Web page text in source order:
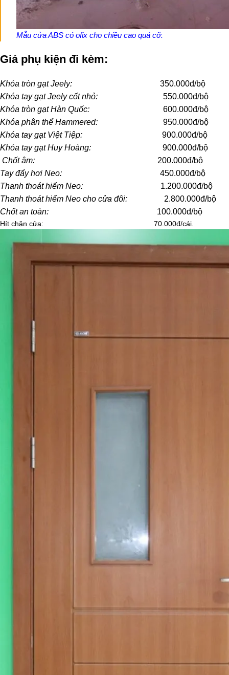
Mẫu cửa ABS có ofix cho chiều cao quá cỡ.
Giá phụ kiện đi kèm:
Khóa tròn gạt Jeely: 350.000đ/bộ
Khóa tay gạt Jeely cốt nhỏ: 550.000đ/bộ
Khóa tròn gạt Hàn Quốc: 600.000đ/bộ
Khóa phân thể Hammered: 950.000đ/bộ
Khóa tay gạt Việt Tiệp: 900.000đ/bộ
Khóa tay gạt Huy Hoàng: 900.000đ/bộ
Chốt âm:
200.000đ/bộ
Tay đẩy hơi Neo:
450.000đ/bộ
Thanh thoát hiểm Neo: 1.200.000đ/bộ
Thanh thoát hiểm Neo cho cửa đôi: 2.800.000đ/bộ
Chốt an toàn: 100.000đ/bộ
Hít chặn cửa: 70.000đ/cái.